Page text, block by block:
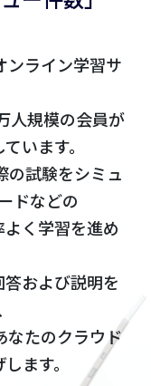
ンライン学習サ
人規模の会員が
います。
の試験をシミュ
ドなどの
く学習を進め
および説明を
なたのクラウド
ます。